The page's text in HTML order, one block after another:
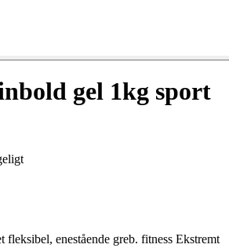
gel 1kg sport
fleksibel, enestående greb. fitness Ekstremt